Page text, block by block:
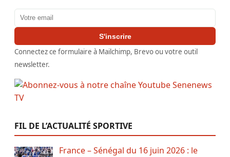
Adresse email
S'inscrire
Connectez ce formulaire à Mailchimp, Brevo ou votre outil
newsletter.
FIL DE L’ACTUALITÉ SPORTIVE
France – Sénégal du 16 juin 2026 : le